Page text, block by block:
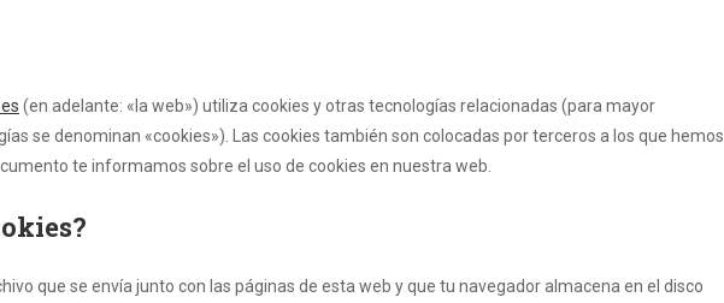
(en adelante: «la web») utiliza cookies y otras tecnologías relacionadas (para mayor
se denominan «cookies»). Las cookies también son colocadas por terceros a los que hemos
te informamos sobre el uso de cookies en nuestra web.
que se envía junto con las páginas de esta web y que tu navegador almacena en el disco